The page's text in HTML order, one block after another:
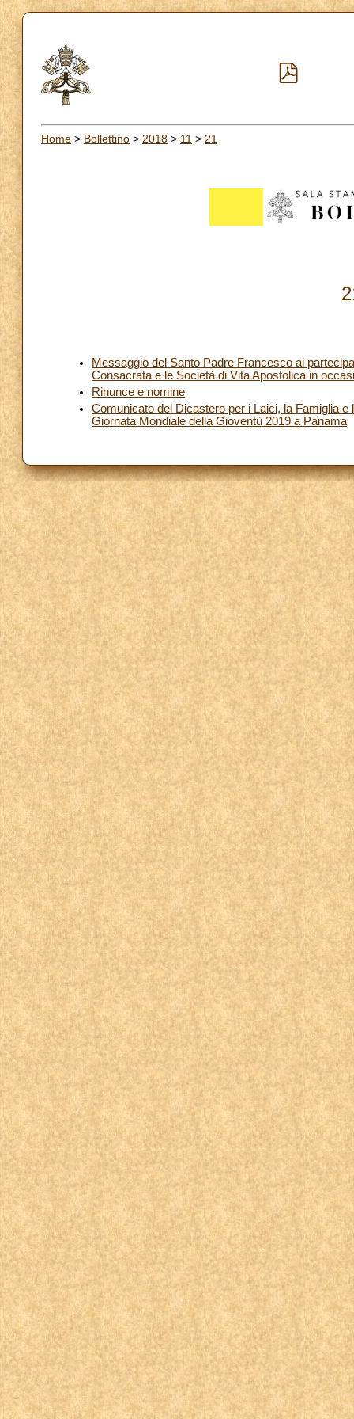
Home > Bollettino > 2018 > 11 > 21
Messaggio del Santo Padre Francesco ai
Consacrata e le Società di Vita Apostolica in
Rinunce e nomine
Comunicato del Dicastero per i Laici, la Famiglia
Giornata Mondiale della Gioventù 2019 a Panama